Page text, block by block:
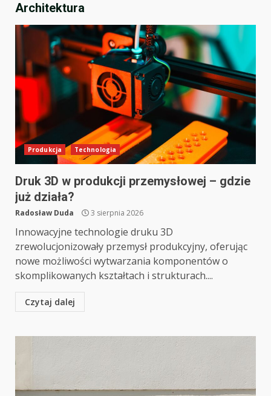
Architektura
Produkcja Technologia
Druk 3D w produkcji przemysłowej – gdzie
już działa?
Radosław Duda 3 sierpnia 2026
Innowacyjne technologie druku 3D
zrewolucjonizowały przemysł produkcyjny, oferując
nowe możliwości wytwarzania komponentów o
skomplikowanych kształtach i strukturach....
Czytaj dalej